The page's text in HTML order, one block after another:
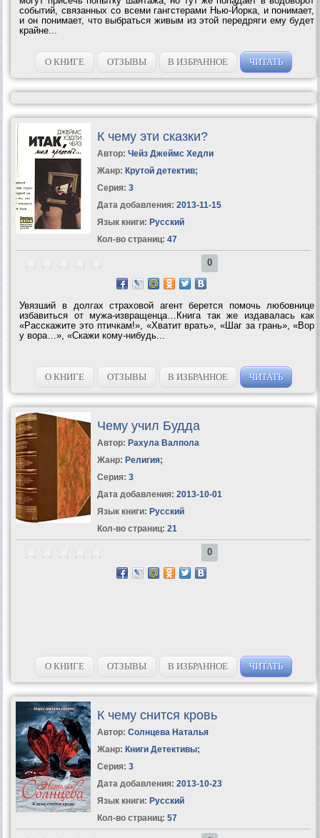
событий, связанных со всеми гангстерами Нью-Йорка, и понимает,
и он понимает, что выбраться живым из этой передряги ему будет
крайне...
О КНИГЕ ОТЗЫВЫ В ИЗБРАННОЕ ЧИТАТЬ
К чему эти сказки?
Автор: Чейз Джеймс Хедли
Жанр: Крутой детектив;
Серия: 3
Дата добавления: 2013-11-15
Язык книги: Русский
Кол-во страниц: 47
0
Увязший в долгах страховой агент берется помочь любовнице
избавиться от мужа-извращенца…Книга так же издавалась как
«Расскажите это птичкам!», «Хватит врать», «Шаг за грань», «Вор
у вора…», «Скажи кому-нибудь...
О КНИГЕ ОТЗЫВЫ В ИЗБРАННОЕ ЧИТАТЬ
Чему учил Будда
Автор: Рахула Валпола
Жанр: Религия;
Серия: 3
Дата добавления: 2013-10-01
Язык книги: Русский
Кол-во страниц: 21
0
О КНИГЕ ОТЗЫВЫ В ИЗБРАННОЕ ЧИТАТЬ
К чему снится кровь
Автор: Солнцева Наталья
Жанр: Книги Детективы;
Серия: 3
Дата добавления: 2013-10-23
Язык книги: Русский
Кол-во страниц: 57